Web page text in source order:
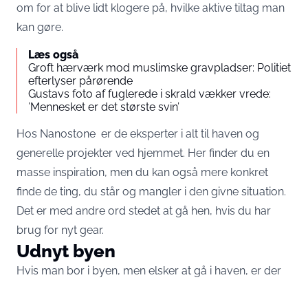
om for at blive lidt klogere på, hvilke aktive tiltag man
kan gøre.
Læs også
Groft hærværk mod muslimske gravpladser: Politiet
efterlyser pårørende
Gustavs foto af fuglerede i skrald vækker vrede:
’Mennesket er det største svin’
Hos Nanostone er de eksperter i alt til haven og
generelle projekter ved hjemmet. Her finder du en
masse inspiration, men du kan også mere konkret
finde de ting, du står og mangler i den givne situation.
Det er med andre ord stedet at gå hen, hvis du har
brug for nyt gear.
Udnyt byen
Hvis man bor i byen, men elsker at gå i haven, er der